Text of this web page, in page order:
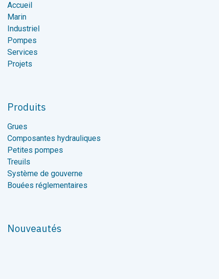
Accueil
Marin
Industriel
Pompes
Services
Projets
Produits
Grues
Composantes hydrauliques
Petites pompes
Treuils
Système de gouverne
Bouées réglementaires
Nouveautés